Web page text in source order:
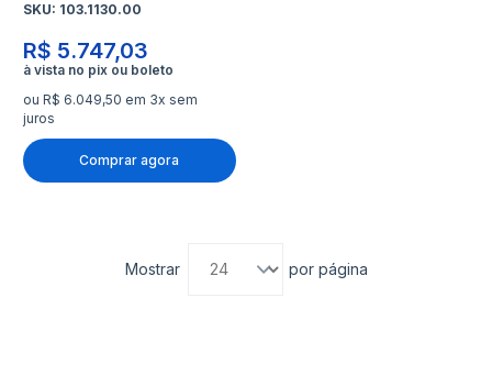
SKU: 103.1130.00
R$ 5.747,03
ou R$ 6.049,50 em 3x sem
juros
Comprar agora
Mostrar por página